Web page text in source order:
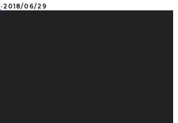
·2018/06/29